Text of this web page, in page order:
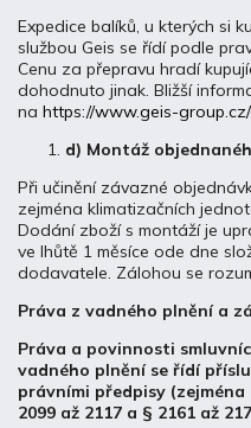
Expedice balíků, u kterých si
službou Geis se řídí podle
Cenu za přepravu hradí
dohodnuto jinak. Bližší
na https://www.geis-
d) Montáž
Při učinění závazné
zejména klimatizačních
Dodání zboží s montáží je
ve lhůtě 1 měsíce ode dne
dodavatele. Zálohou se
Práva z vadného plnění a
Práva a povinnosti
vadného plnění se řídí
právními předpisy (zejména
2099 až 2117 a § 2161 až